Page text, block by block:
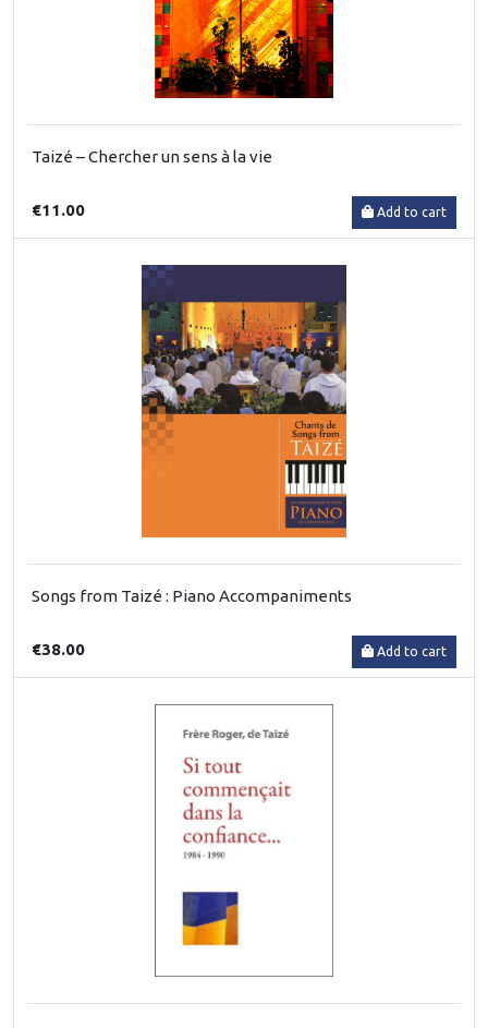
Taizé – Chercher un sens à la vie
€11.00 Add to cart
Songs from Taizé : Piano Accompaniments
€38.00 Add to cart